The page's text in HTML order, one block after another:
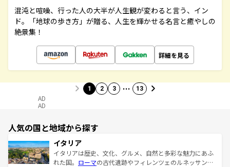
混沌と喧噪、行った人の大半が人生観が変わると言う、イン
ド。「地球の歩き方」が贈る、人生を輝かせる名言と癒やしの
絶景集！
詳細を見る
1 2 3 … 13
AD
AD
人気の国と地域から探す
イタリア
イタリアは歴史、文化、グルメ、自然と多彩な魅力にあふ
れた国。 ローマの古代遺跡やフィレンツェのルネッサンス